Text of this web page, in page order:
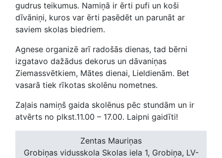
gudrus teikumus. Namiņā ir ērti pufi un koši
dīvāniņi, kuros var ērti pasēdēt un parunāt ar
saviem skolas biedriem.
Agnese organizē arī radošās dienas, tad bērni
izgatavo dažādus dekorus un dāvaniņas
Ziemassvētkiem, Mātes dienai, Lieldienām. Bet
vasarā tiek rīkotas skolēnu nometnes.
Zaļais namiņš gaida skolēnus pēc stundām un ir
atvērts no plkst.11.00 – 17.00. Laipni gaidīti!
Zentas Mauriņas
Grobiņas vidusskola Skolas iela 1, Grobiņa, LV-